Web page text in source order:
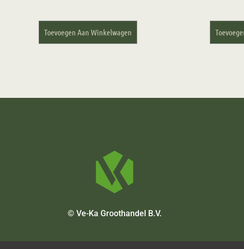
Toevoegen Aan Winkelwagen
© Ve-Ka Groothandel B.V.